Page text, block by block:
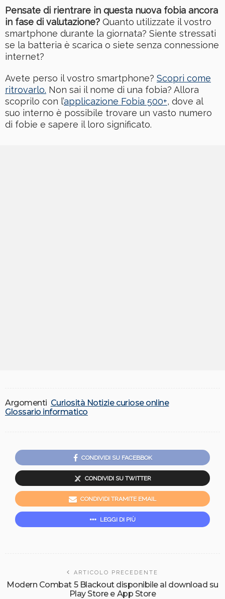
Pensate di rientrare in questa nuova fobia ancora
in fase di valutazione? Quanto utilizzate il vostro
smartphone durante la giornata? Siente stressati
se la batteria è scarica o siete senza connessione
internet?
Avete perso il vostro smartphone? Scopri come
ritrovarlo. Non sai il nome di una fobia? Allora
scoprilo con l’applicazione Fobia 500+, dove al
suo interno è possibile trovare un vasto numero
di fobie e sapere il loro significato.
Argomenti Curiosità Notizie curiose online
Glossario informatico
CONDIVIDI SU FACEBBOK
CONDIVIDI SU TWITTER
CONDIVIDI TRAMITE EMAIL
LEGGI DI PIÙ
ARTICOLO PRECEDENTE
Modern Combat 5 Blackout disponibile al download su
Play Store e App Store